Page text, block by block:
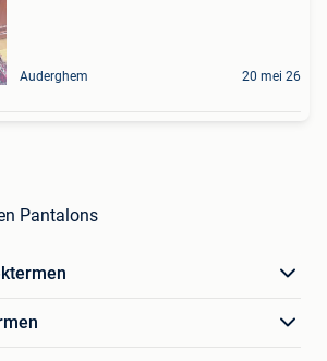
Auderghem 20 mei 26
Pantalons